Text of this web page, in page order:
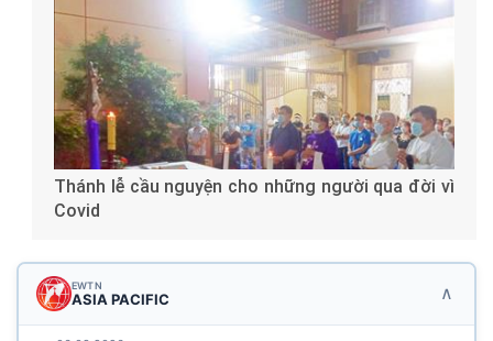
Thánh lễ cầu nguyện cho những người qua đời vì
Covid